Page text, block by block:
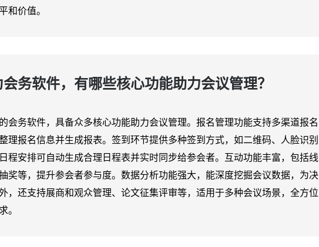
和价值。
务软件，有哪些核心功能助力会议管理？
会务软件，具备众多核心功能助力会议管理。报名管理功能支持多渠道报名
理报名信息并生成报表。签到环节提供多种签到方式，如二维码、人脸识别
程安排可自动生成合理日程表并实时同步给参会者。互动功能丰富，包括线
奖等，提升参会者参与度。数据分析功能强大，能深度挖掘会议数据，为决
，还支持展商和观众管理、论文征集评审等，适用于多种会议场景，全方位
。